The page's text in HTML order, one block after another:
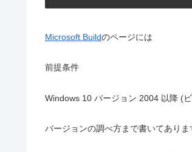
Microsoft Buildのページには
前提条件
Windows 10 バージョン 2004 以降 (
バージョンの調べ方まで書いてありま